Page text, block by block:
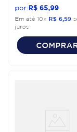
R$ 65 99
Em até 10x R$ 6 59
juros